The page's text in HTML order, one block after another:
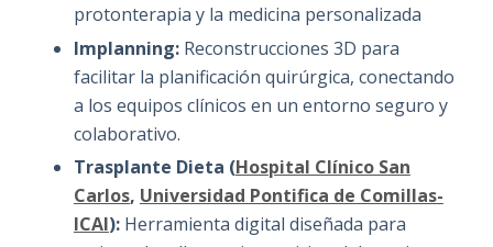
protonterapia y la medicina personalizada
Implanning:Reconstrucciones 3D para
facilitar la planificación quirúrgica, conectando
a los equipos clínicos en un entorno seguro y
colaborativo.
Trasplante Dieta (Hospital Clínico San
Carlos, Universidad Pontifica de Comillas-
ICAI):Herramienta digital diseñada para